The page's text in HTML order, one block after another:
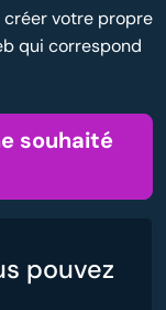
créer votre propre
qui correspond
souhaité
pouvez